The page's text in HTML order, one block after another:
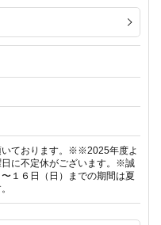
ております。※※2025年度よ
に不定休がございます。※誠
１６日（日）までの期間は夏